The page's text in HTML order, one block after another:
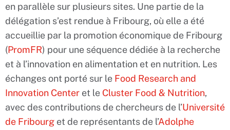
en parallèle sur plusieurs sites. Une partie de la
délégation s’est rendue à Fribourg, où elle a été
accueillie par la promotion économique de Fribourg
(PromFR) pour une séquence dédiée à la recherche
et à l’innovation en alimentation et en nutrition. Les
échanges ont porté sur le Food Research and
Innovation Center et le Cluster Food & Nutrition,
avec des contributions de chercheurs de l’Université
de Fribourg et de représentants de l’Adolphe